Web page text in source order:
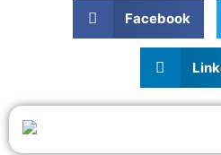
Facebook